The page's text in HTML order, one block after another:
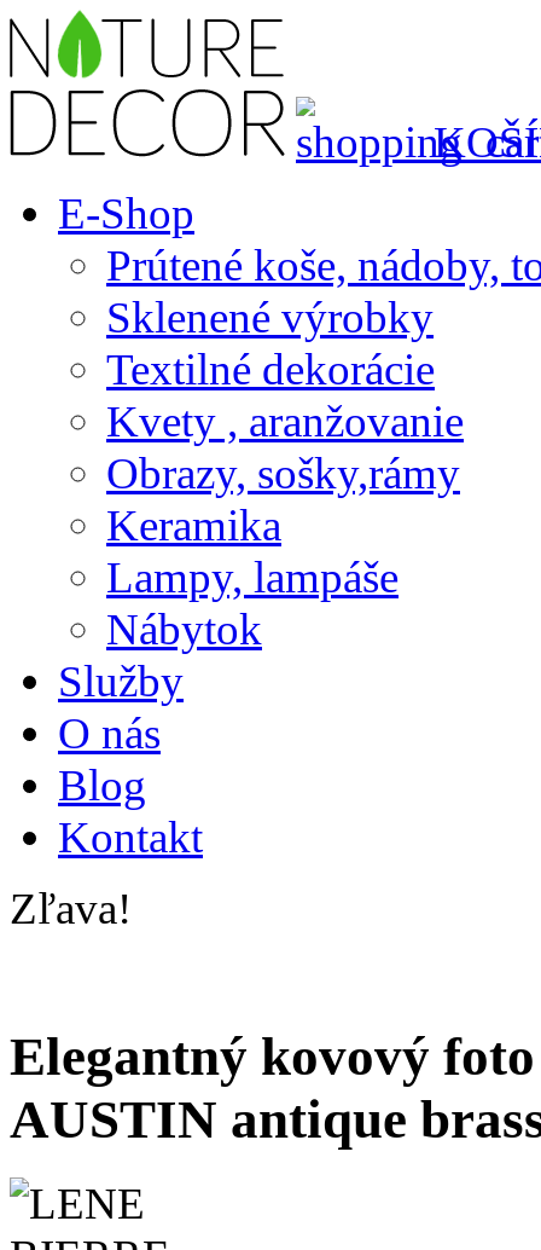
E-Shop
Prútené koše, nádoby,
Sklenené výrobky
Textilné dekorácie
Kvety , aranžovanie
Obrazy, sošky,rámy
Keramika
Lampy, lampáše
Nábytok
Služby
O nás
Blog
Kontakt
Zľava!
Elegantný kovový
AUSTIN antique